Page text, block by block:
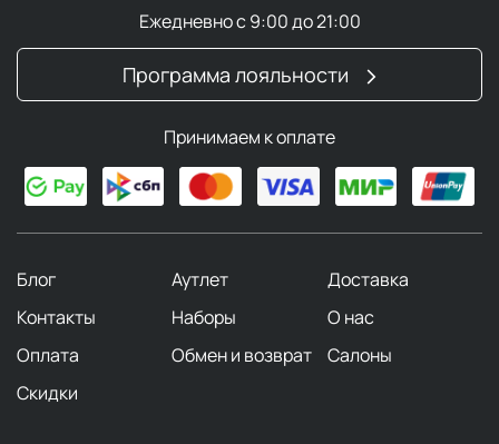
Ежедневно с 9:00 до 21:00
Программа лояльности
Принимаем к оплате
Блог Аутлет
Доставка
Контакты
Наборы
О нас
Оплата
Обмен и возврат
Салоны
Скидки